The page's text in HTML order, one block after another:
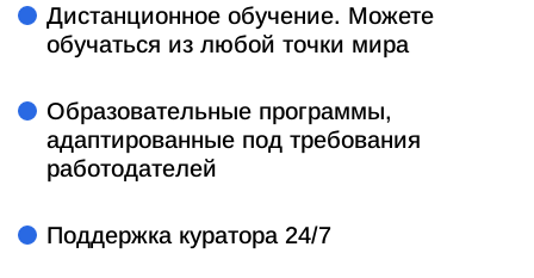
Дистанционное обучение. Можете
обучаться из любой точки мира
Образовательные программы,
адаптированные под требования
работодателей
Поддержка куратора 24/7